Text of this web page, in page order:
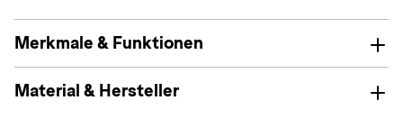
Merkmale & Funktionen
Material & Hersteller